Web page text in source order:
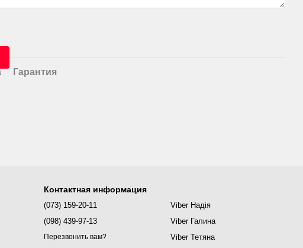
Гарантия
Контактная информация
(073) 159-20-11
(098) 439-97-13
Перезвонить вам?
Viber Надія
Viber Галина
Viber Тетяна